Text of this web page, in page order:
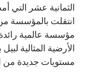
الثمانية عشر التي
انتقلت بالمؤسسة
مؤسسة عالمية
الأرضية المثالية
مستويات جديدة من